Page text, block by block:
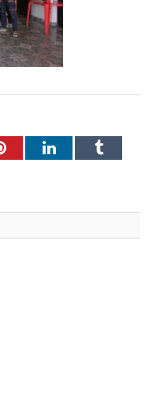
PinterestLinkedInTumblr